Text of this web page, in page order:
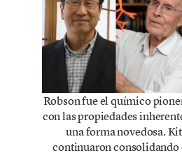
Robson fue el químico
con las propiedades
una forma novedosa.
continuaron consolidando